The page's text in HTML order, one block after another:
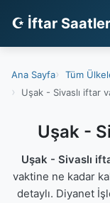
☪ İftar
Ana Sayfa Tüm
Uşak - Sivaslı iftar
Uşak -
Uşak - Sivaslı
vaktine ne kadar
detaylı. Diyanet